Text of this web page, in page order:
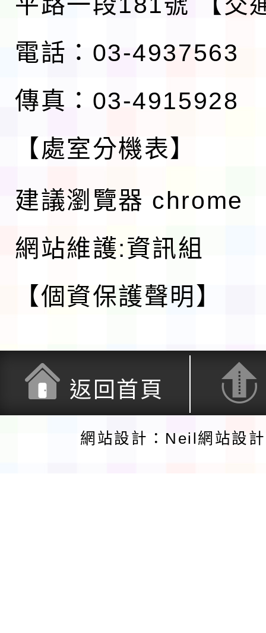
電話：03-4937563
傳真：03-4915928
【處室分機表】
建議瀏覽器 chrome
網站維護:資訊組
【個資保護聲明】
返回首頁
網站設計：Neil網站設